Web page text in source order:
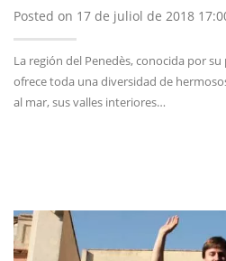
Posted on 17 de juliol de 2018
La región del Penedès, conocida por
ofrece toda una diversidad de
al mar, sus valles interiores…